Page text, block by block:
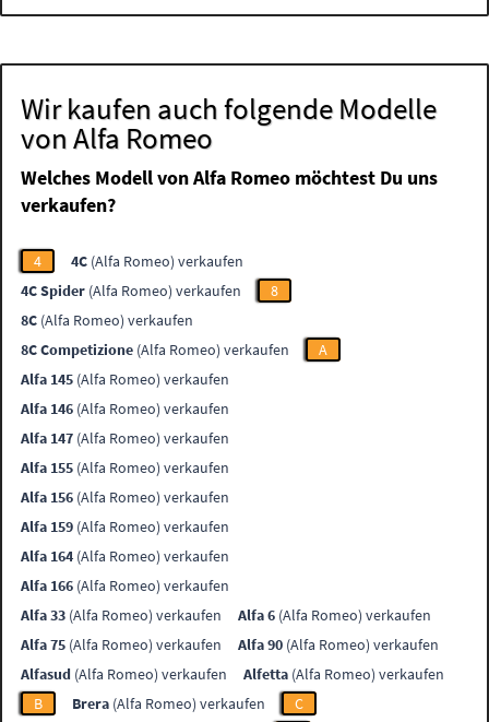
Wir kaufen auch folgende Modelle
von Alfa Romeo
Welches Modell von Alfa Romeo möchtest Du uns
verkaufen?
4 4C (Alfa Romeo) verkaufen
4C Spider (Alfa Romeo) verkaufen
8
8C (Alfa Romeo) verkaufen
8C Competizione (Alfa Romeo) verkaufen
A
Alfa 145 (Alfa Romeo) verkaufen
Alfa 146 (Alfa Romeo) verkaufen
Alfa 147 (Alfa Romeo) verkaufen
Alfa 155 (Alfa Romeo) verkaufen
Alfa 156 (Alfa Romeo) verkaufen
Alfa 159 (Alfa Romeo) verkaufen
Alfa 164 (Alfa Romeo) verkaufen
Alfa 166 (Alfa Romeo) verkaufen
Alfa 33 (Alfa Romeo) verkaufen Alfa 6 (Alfa Romeo) verkaufen
Alfa 75 (Alfa Romeo) verkaufen Alfa 90 (Alfa Romeo) verkaufen
Alfasud (Alfa Romeo) verkaufen Alfetta (Alfa Romeo) verkaufen
B
Brera (Alfa Romeo) verkaufen
C